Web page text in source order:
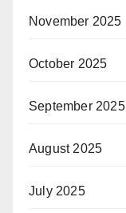
November 2025
October 2025
September 2025
August 2025
July 2025